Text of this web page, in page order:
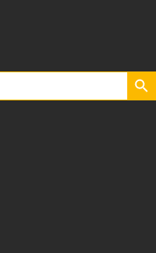
Search